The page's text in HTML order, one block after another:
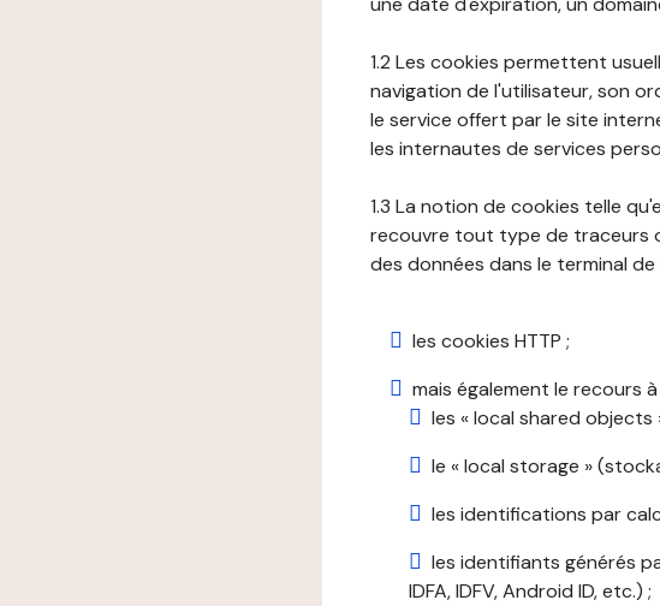
1.2 Les cookies permettent
navigation de l'utilisateur, son
le service offert par le site
les internautes de services
1.3 La notion de cookies telle
recouvre tout type de traceurs
des données dans le terminal
les cookies HTTP ;
mais également le recours
les « local shared objects
le « local storage »
les identifications par
les identifiants générés
IDFA, IDFV, Android ID, etc.) ;